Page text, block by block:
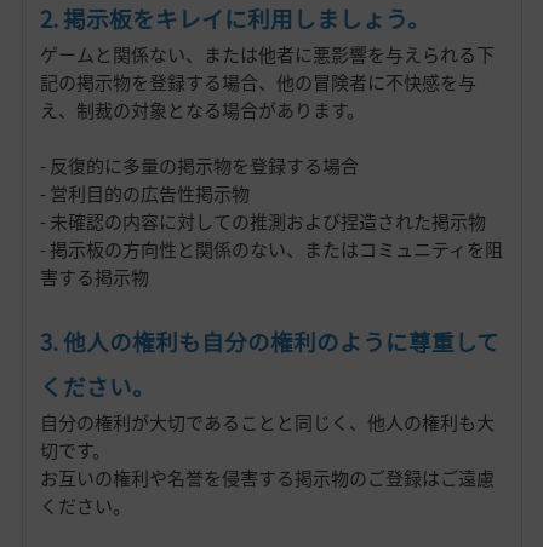
2. 掲示板をキレイに利用しましょう。
ゲームと関係ない、または他者に悪影響を与えられる下
記の掲示物を登録する場合、他の冒険者に不快感を与
え、制裁の対象となる場合があります。
- 反復的に多量の掲示物を登録する場合
- 営利目的の広告性掲示物
- 未確認の内容に対しての推測および捏造された掲示物
- 掲示板の方向性と関係のない、またはコミュニティを阻
害する掲示物
3. 他人の権利も自分の権利のように尊重して
ください。
自分の権利が大切であることと同じく、他人の権利も大
切です。
お互いの権利や名誉を侵害する掲示物のご登録はご遠慮
ください。